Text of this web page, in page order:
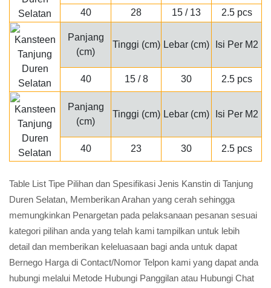
40
28 15 / 13 2.5 pcs
Panjang
(cm)
Tinggi (cm) Lebar (cm) Isi Per M2
40 15 / 8 30 2.5 pcs
Panjang
(cm)
Tinggi (cm) Lebar (cm) Isi Per M2
40 23 30 2.5 pcs
Table List Tipe Pilihan dan Spesifikasi Jenis Kanstin di Tanjung
Duren Selatan, Memberikan Arahan yang cerah sehingga
memungkinkan Penargetan pada pelaksanaan pesanan sesuai
kategori pilihan anda yang telah kami tampilkan untuk lebih
detail dan memberikan keleluasaan bagi anda untuk dapat
Bernego Harga di Contact/Nomor Telpon kami yang dapat anda
hubungi melalui Metode Hubungi Panggilan atau Hubungi Chat